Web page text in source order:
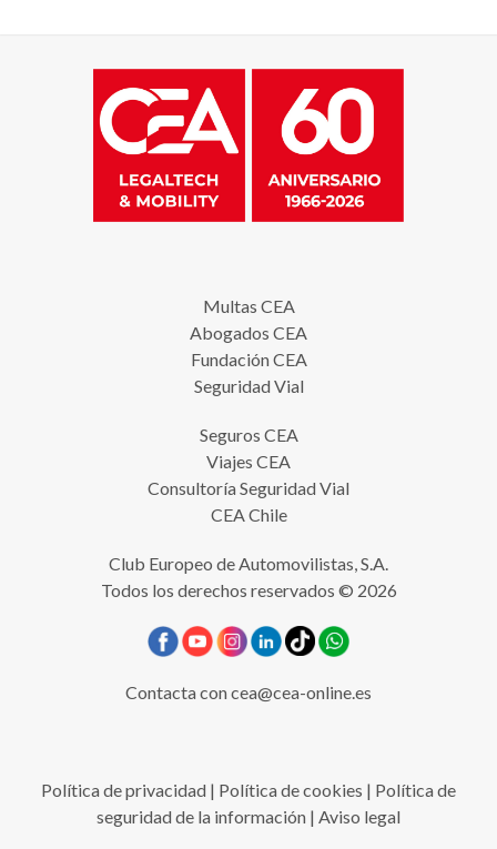
Multas CEA
Abogados CEA
Fundación CEA
Seguridad Vial
Seguros CEA
Viajes CEA
Consultoría Seguridad Vial
CEA Chile
Club Europeo de Automovilistas, S.A.
Todos los derechos reservados © 2026
Contacta concea@cea-online.es
Política de privacidad | Política de cookies | Política de
seguridad de la información | Aviso legal